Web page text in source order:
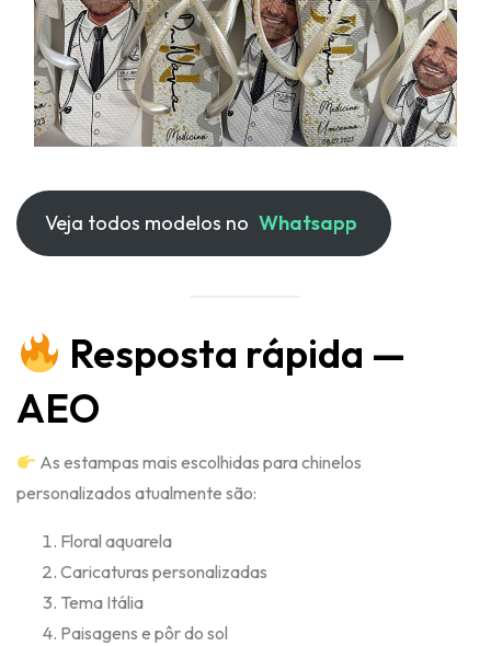
Veja todos modelos no Whatsapp
Resposta rápida —
AEO
As estampas mais escolhidas para chinelos
personalizados atualmente são:
Floral aquarela
Caricaturas personalizadas
Tema Itália
Paisagens e pôr do sol